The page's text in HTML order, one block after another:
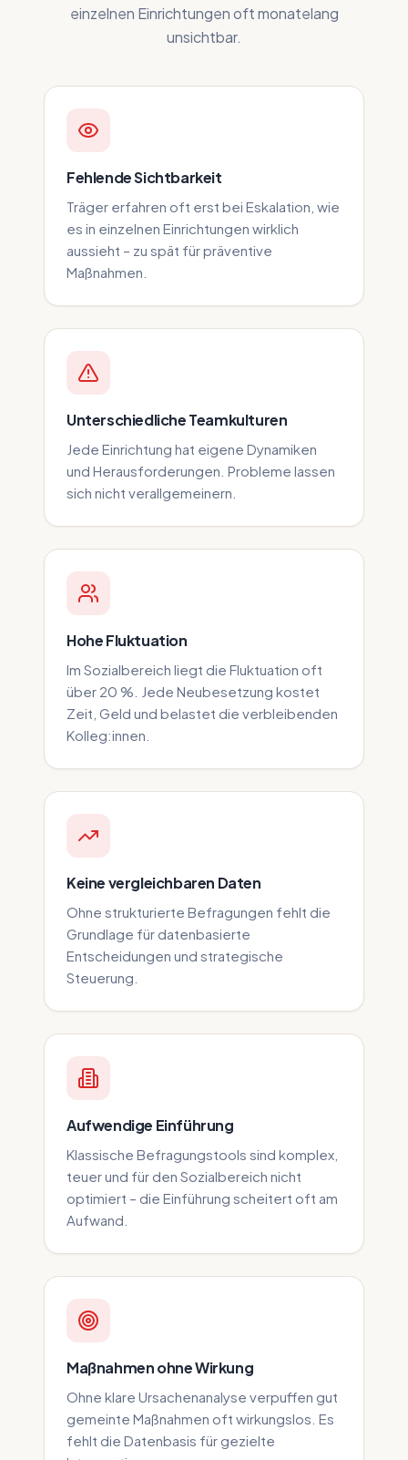
einzelnen Einrichtungen oft monatelang
unsichtbar.
Fehlende Sichtbarkeit
Träger erfahren oft erst bei Eskalation, wie
es in einzelnen Einrichtungen wirklich
aussieht – zu spät für präventive
Maßnahmen.
Unterschiedliche Teamkulturen
Jede Einrichtung hat eigene Dynamiken
und Herausforderungen. Probleme lassen
sich nicht verallgemeinern.
Hohe Fluktuation
Im Sozialbereich liegt die Fluktuation oft
über 20 %. Jede Neubesetzung kostet
Zeit, Geld und belastet die verbleibenden
Kolleg:innen.
Keine vergleichbaren Daten
Ohne strukturierte Befragungen fehlt die
Grundlage für datenbasierte
Entscheidungen und strategische
Steuerung.
Aufwendige Einführung
Klassische Befragungstools sind komplex,
teuer und für den Sozialbereich nicht
optimiert – die Einführung scheitert oft am
Aufwand.
Maßnahmen ohne Wirkung
Ohne klare Ursachenanalyse verpuffen gut
gemeinte Maßnahmen oft wirkungslos. Es
fehlt die Datenbasis für gezielte